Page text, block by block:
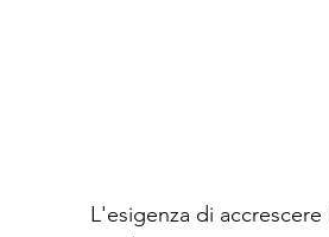
L'esigenza di